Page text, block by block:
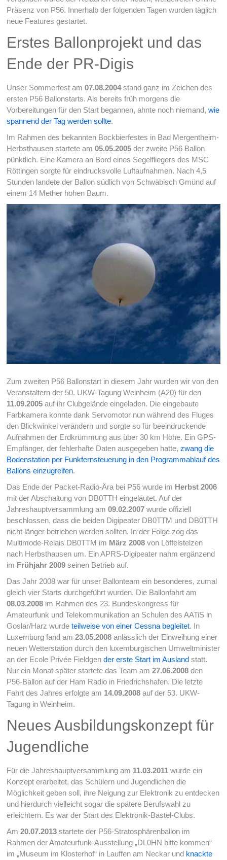
Präsenz von P56. Innerhalb der folgenden Tagen wurden täglich
neue Features gestartet.
Erstes Ballonprojekt und das
Ende der PR-Digis
Unser Sommerfest am07.08.2004stand ganz im Zeichen des
ersten P56 Ballonstarts. Als bereits früh morgens die
Vorbereitungen für den Start begannen, ahnte noch niemand,wie
spannend der Tag werden sollte.
Im Rahmen des bekannten Bockbierfestes in Bad Mergentheim-
Herbsthausen startete am05.05.2005 der zweite P56 Ballon
pünktlich. Eine Kamera an Bord eines Segelfliegers des MSC
Röttingen sorgte für eindrucksvolle Luftaufnahmen. Nach 4,5
Stunden landete der Ballon südlich von Schwäbisch Gmünd auf
einem 14 Mether hohen Baum.
Zum zweiten P56 Ballonstart in diesem Jahr wurden wir von den
Veranstaltern der 50. UKW-Tagung Weinheim (A20) für den
11.09.2005 auf ihr Clubgelände eingeladen. Die eingebaute
Farbkamera konnte dank Servomotor nun während des Fluges
den Blickwinkel verändern und sorgte so für beeindruckende
Aufnahmen der Erdkrümmung aus über 30 km Höhe. Ein GPS-
Empfänger, der fehlerhafte Daten ausgegeben hatte,zwang die
Bodenstation per Funkfernsteuerung in den Programmablauf des
Ballons einzugreifen.
Das Ende der Packet-Radio-Ära bei P56 wurde im Herbst 2006
mit der Abschaltung von DB0TTH eingeläutet. Auf der
Jahreshauptversammlung am09.02.2007 wurde offiziell
beschlossen, dass die beiden Digipeater DB0TTM und DB0TTH
nicht länger betrieben werden sollten. In der Folge zog das
Multimode-Relais DB0TTM im März 2008 von Löffelstelzen
nach Herbsthausen um. Ein APRS-Digipeater nahm ergänzend
im Frühjahr 2009 seinen Betrieb auf.
Das Jahr 2008 war für unser Ballonteam ein besonderes, zumal
gleich vier Starts durchgeführt wurden. Die Ballonfahrt am
08.03.2008 im Rahmen des 23. Bundeskongress für
Amateurfunk und Telekommunikation an Schulen des AATiS in
Goslar/Harz wurdeteilweise von einer Cessna begleitet. In
Luxemburg fand am23.05.2008 anlässlich der Einweihung einer
neuen Wetterstation durch den luxemburgischen Umweltminister
an der Ecole Privée Fieldgender erste Start im Ausland statt.
Nur ein Monat später startete das Team am27.06.2008 den
P56-Ballon auf der Ham Radio in Friedrichshafen. Die letzte
Fahrt des Jahres erfolgte am 14.09.2008 auf der 53. UKW-
Tagung in Weinheim.
Neues Ausbildungskonzept für
Jugendliche
Für die Jahreshauptversammlung am 11.03.2011 wurde ein
Konzept erarbeitet, das Schülern und Jugendlichen die
Möglichkeit geben soll, ihre Neigung zur Elektronik zu entdecken
und hierdurch vielleicht sogar die spätere Berufswahl zu
erleichtern. Es war der Start des Elektronik-Bastel-Clubs.
Am20.07.2013 startete der P56-Stratosphärenballon im
Rahmen der Amateurfunk-Ausstellung „DL0HN bitte kommen“
im „Museum im Klosterhof“ in Lauffen am Neckar und knackte